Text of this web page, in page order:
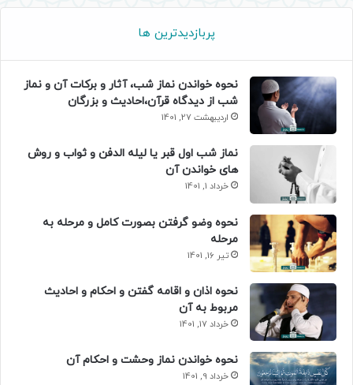
پربازدیدترین ها
نحوه خواندن نماز شب، آثار و برکات آن و نماز
شب از دیدگاه قرآن،احادیث و بزرگان
اردیبهشت 27, 1401
نماز شب اول قبر یا لیله الدفن و ثواب و روش
های خواندن آن
خرداد 1, 1401
نحوه وضو گرفتن بصورت کامل و مرحله به
مرحله
تیر 16, 1401
نحوه اذان و اقامه گفتن و احکام و احادیث
مربوط به آن
خرداد 17, 1401
نحوه خواندن نماز وحشت و احکام آن
خرداد 9, 1401